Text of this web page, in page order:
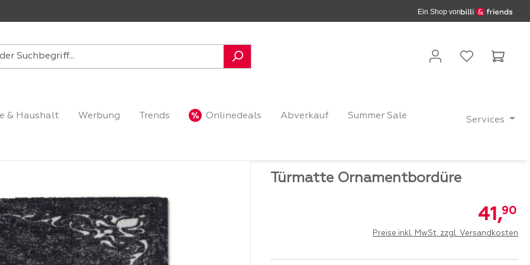
Ein Shop von
& Haushalt Werbung Trends Onlinedeals Abverkauf Summer Sale Services
Türmatte Ornamentbordüre
41,90
Preise inkl. MwSt. zzgl. Versandkosten